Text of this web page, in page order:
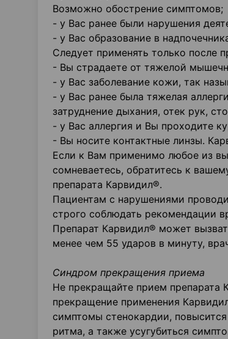
Возможно обострение симптомов;
- у Вас ранее были нарушения
- у Вас образование в
Следует применять только после
- Вы страдаете от тяжелой
- у Вас заболевание кожи, так
- у Вас ранее была тяжелая
затруднение дыхания, отек рук,
- у Вас аллергия и Вы проходите
- Вы носите контактные линзы.
Если к Вам применимо любое из
сомневаетесь, обратитесь к
препарата Карвидил®.
Пациентам с нарушениями
строго соблюдать рекомендации
Препарат Карвидил® может
менее чем 55 ударов в минуту,
Синдром прекращения приема
Не прекращайте прием препарата
прекращение применения
симптомы стенокардии,
ритма, а также усугубиться